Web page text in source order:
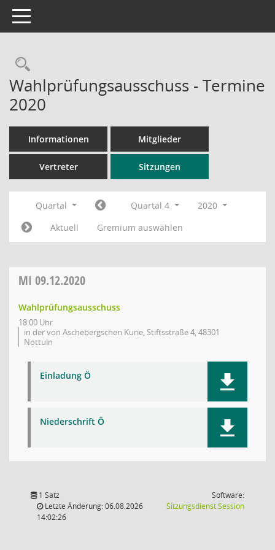
Toggle navigation
Rechercheauswahl
Wahlprüfungsausschuss - Termine
2020
Informationen Mitglieder
Vertreter Sitzungen
Quartal Quartal 4
2020
Aktuell
Gremium auswählen
MI 09.12.2020
Wahlprüfungsausschuss
18:00 Uhr
in der von Aschebergschen Kurie, Stiftsstraße 4, 48301
Nottuln
Einladung Ö
Niederschrift Ö
1 Satz
Letzte Änderung: 06.08.2026
14:02:26
Software:
SitzungsdienstSession(Wird in